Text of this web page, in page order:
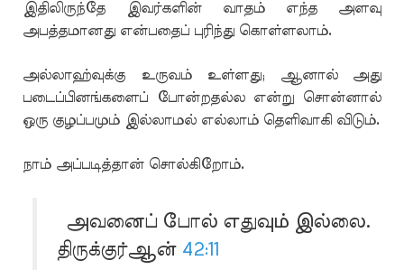
இதிலிருந்தே இவர்களின் வாதம் எந்த அளவு
அபத்தமானது என்பதைப் புரிந்து கொள்ளலாம்.
அல்லாஹ்வுக்கு உருவம் உள்ளது; ஆனால் அது
படைப்பினங்களைப் போன்றதல்ல என்று சொன்னால்
ஒரு குழப்பமும் இல்லாமல் எல்லாம் தெளிவாகி விடும்.
நாம் அப்படித்தான் சொல்கிறோம்.
அவனைப் போல் எதுவும் இல்லை.
திருக்குர்ஆன் 42:11